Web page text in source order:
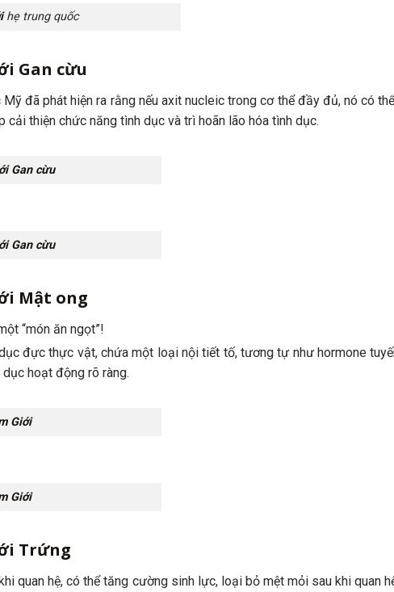
hẹ trung quốc
Gan cừu
đã phát hiện ra rằng nếu axit nucleic trong cơ thể đầy đủ, nó có
cải thiện chức năng tình dục và trì hoãn lão hóa tình dục.
Gan cừu
Gan cừu
Mật ong
“món ăn ngọt”!
đực thực vật, chứa một loại nội tiết tố, tương tự như hormone
hoạt động rõ ràng.
Giới
Giới
Trứng
quan hệ, có thể tăng cường sinh lực, loại bỏ mệt mỏi sau khi quan